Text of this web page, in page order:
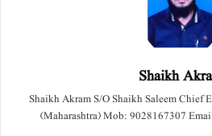
Shaikh
Shaikh Akram S/O Shaikh Saleem Chief
(Maharashtra) Mob: 9028167307